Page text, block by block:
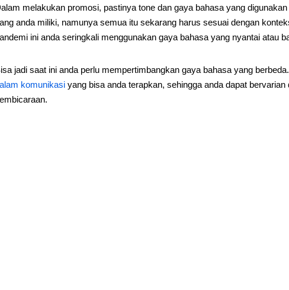
melakukan promosi, pastinya tone dan gaya bahasa yang
anda miliki, namunya semua itu sekarang harus sesuai dengan
ini anda seringkali menggunakan gaya bahasa yang nyantai atau
jadi saat ini anda perlu mempertimbangkan gaya bahasa yang
komunikasiyang bisa anda terapkan, sehingga anda dapat